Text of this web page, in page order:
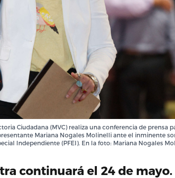
Ciudadana (MVC) realiza una conferencia de prensa
Mariana Nogales Molinelli ante el inminente
Independiente (PFEI). En la foto: Mariana Nogales
continuará el 24 de mayo.